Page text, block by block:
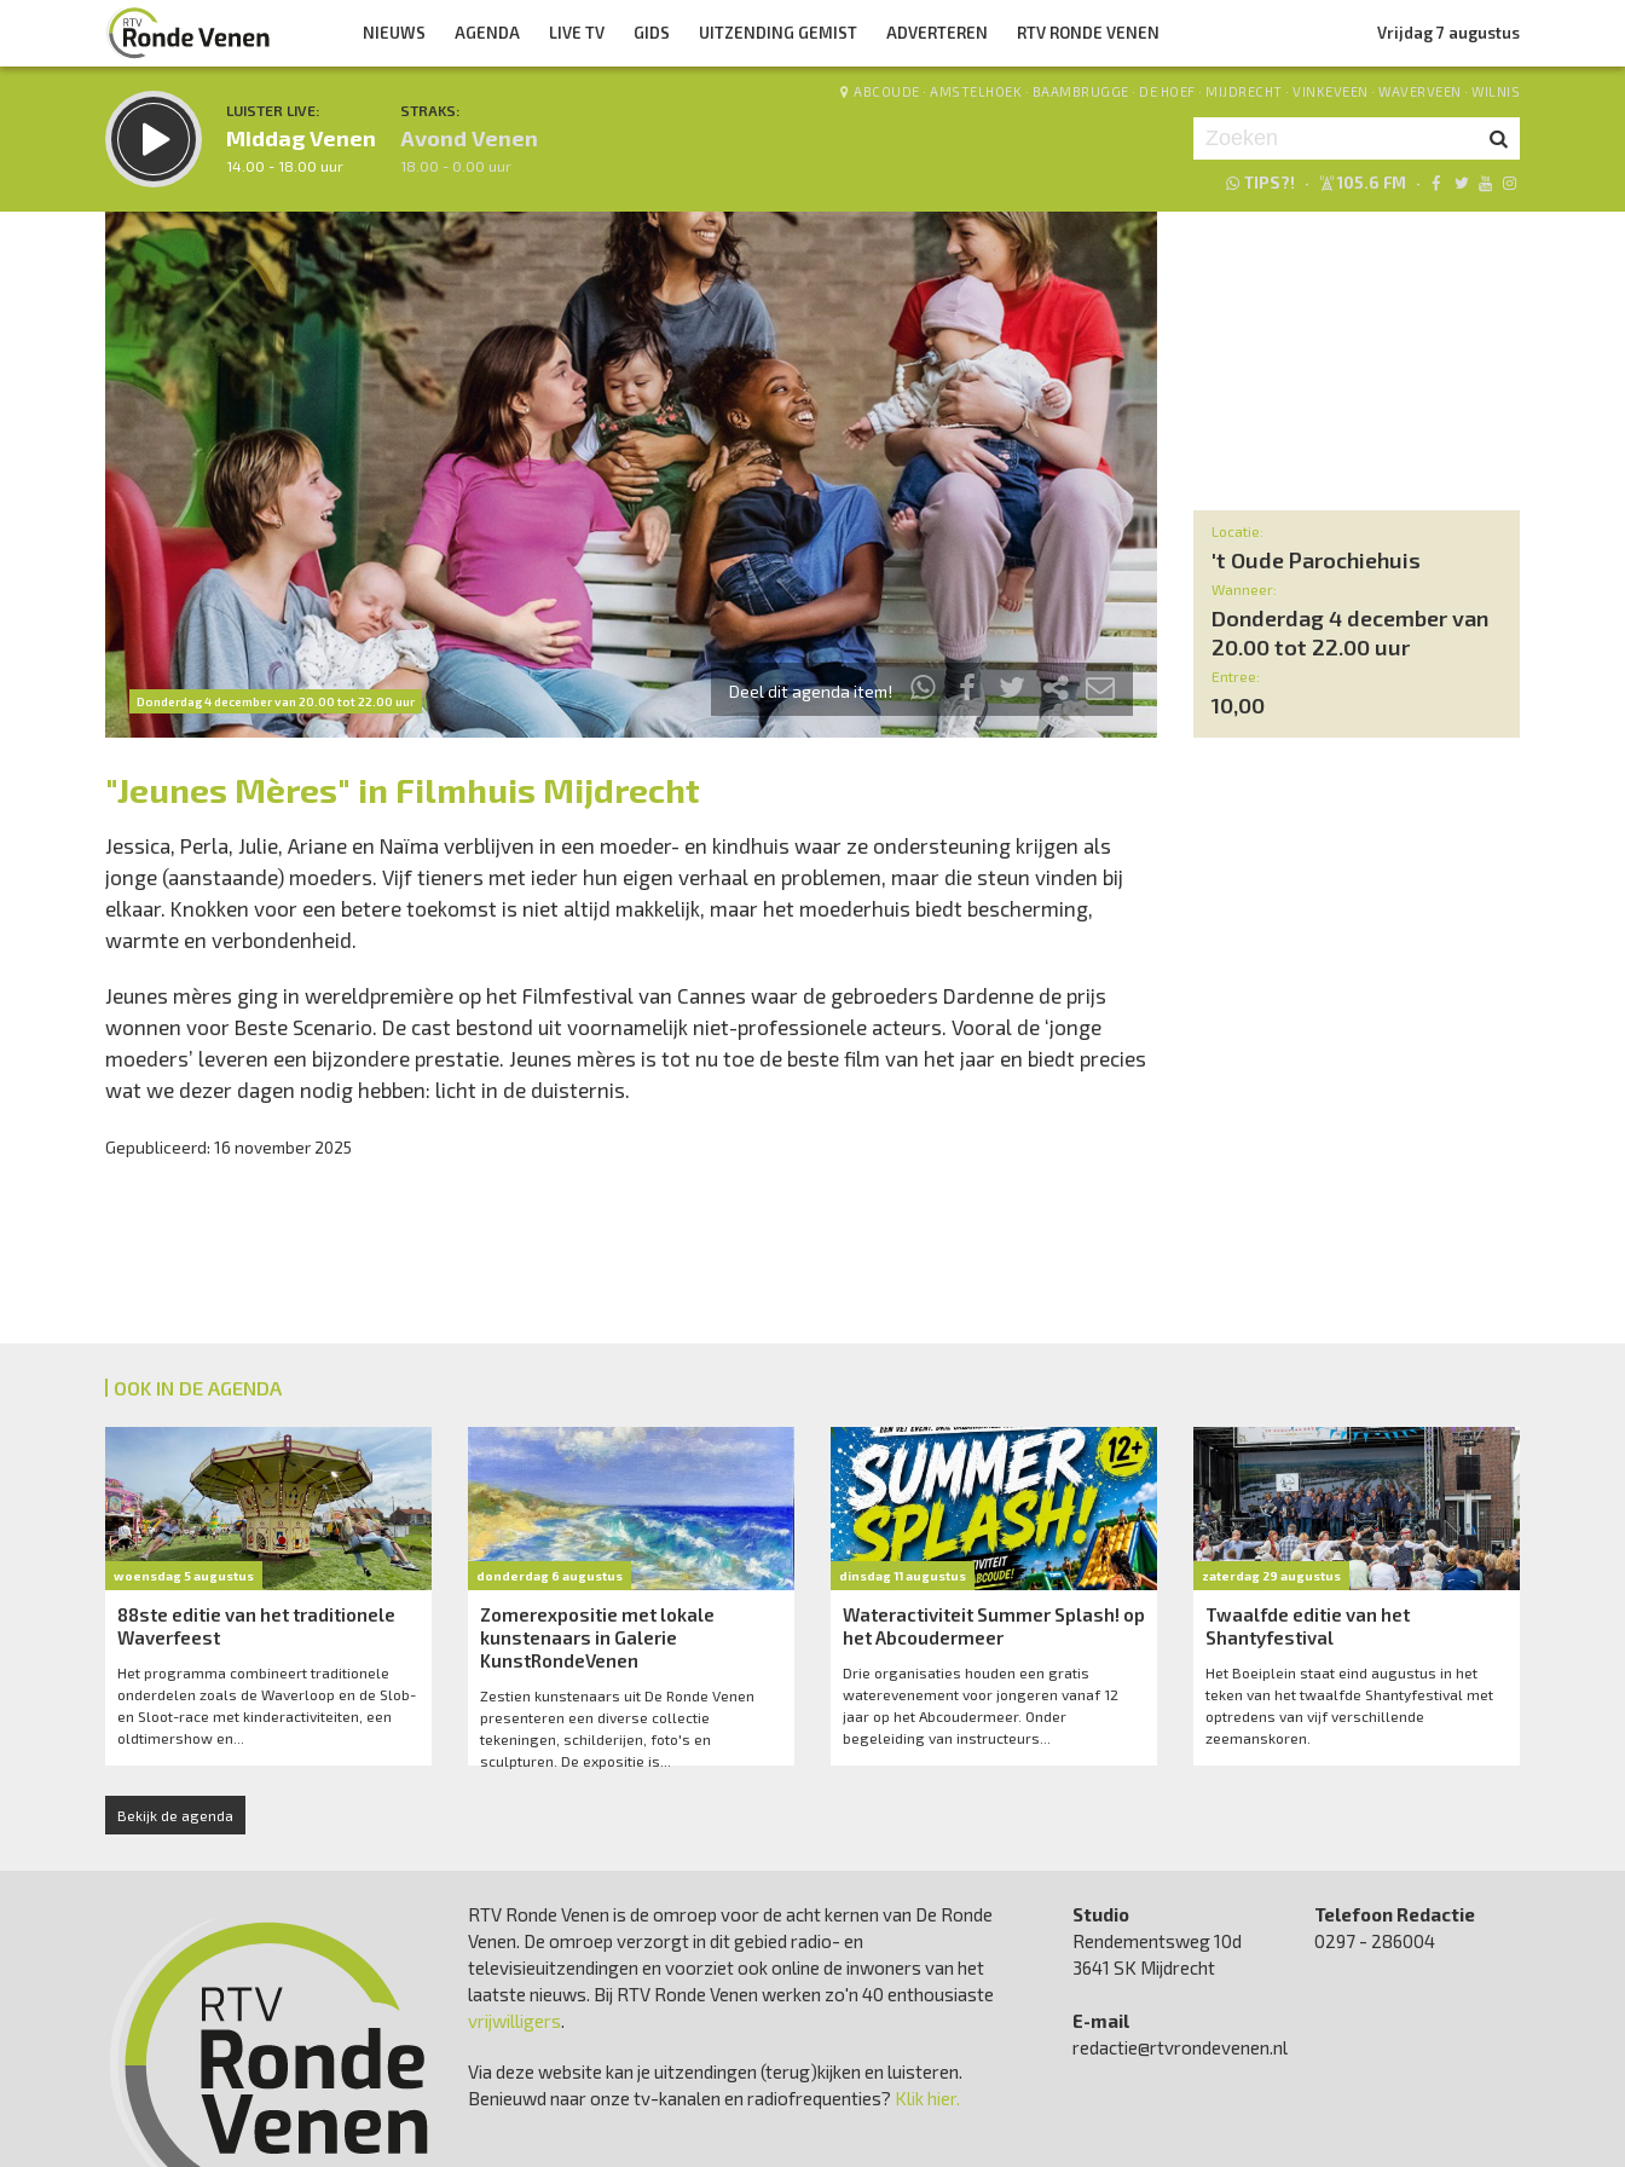
NIEUWS AGENDA LIVE TV GIDS UITZENDING GEMIST ADVERTEREN RTV RONDE VENEN Vrijdag 7 augustus
LUISTER LIVE:
Middag Venen
14.00 - 18.00 uur
STRAKS:
Avond Venen
18.00 - 0.00 uur
ABCOUDE · AMSTELHOEK · BAAMBRUGGE · DE HOEF · MIJDRECHT · VINKEVEEN · WAVERVEEN · WILNIS
TIPS?! · 105.6 FM ·
Inklappen
Donderdag 4 december van 20.00 tot 22.00 uur Deel dit agenda item!
Locatie:
't Oude Parochiehuis
Wanneer:
Donderdag 4 december van
20.00 tot 22.00 uur
Entree:
10,00
"Jeunes Mères" in Filmhuis Mijdrecht
Jessica, Perla, Julie, Ariane en Naïma verblijven in een moeder- en kindhuis waar ze ondersteuning krijgen als
jonge (aanstaande) moeders. Vijf tieners met ieder hun eigen verhaal en problemen, maar die steun vinden bij
elkaar. Knokken voor een betere toekomst is niet altijd makkelijk, maar het moederhuis biedt bescherming,
warmte en verbondenheid.
Jeunes mères ging in wereldpremière op het Filmfestival van Cannes waar de gebroeders Dardenne de prijs
wonnen voor Beste Scenario. De cast bestond uit voornamelijk niet-professionele acteurs. Vooral de ‘jonge
moeders’ leveren een bijzondere prestatie. Jeunes mères is tot nu toe de beste film van het jaar en biedt precies
wat we dezer dagen nodig hebben: licht in de duisternis.
Gepubliceerd: 16 november 2025
OOK IN DE AGENDA
woensdag 5 augustus
88ste editie van het traditionele
Waverfeest
Het programma combineert traditionele
onderdelen zoals de Waverloop en de Slob-
en Sloot-race met kinderactiviteiten, een
oldtimershow en...
donderdag 6 augustus
Zomerexpositie met lokale
kunstenaars in Galerie
KunstRondeVenen
Zestien kunstenaars uit De Ronde Venen
presenteren een diverse collectie
tekeningen, schilderijen, foto's en
sculpturen. De expositie is...
dinsdag 11 augustus
Wateractiviteit Summer Splash! op
het Abcoudermeer
Drie organisaties houden een gratis
waterevenement voor jongeren vanaf 12
jaar op het Abcoudermeer. Onder
begeleiding van instructeurs...
zaterdag 29 augustus
Twaalfde editie van het
Shantyfestival
Het Boeiplein staat eind augustus in het
teken van het twaalfde Shantyfestival met
optredens van vijf verschillende
zeemanskoren.
Bekijk de agenda
RTV Ronde Venen is de omroep voor de acht kernen van De Ronde
Venen. De omroep verzorgt in dit gebied radio- en
televisieuitzendingen en voorziet ook online de inwoners van het
laatste nieuws. Bij RTV Ronde Venen werken zo'n 40 enthousiaste
vrijwilligers.
Via deze website kan je uitzendingen (terug)kijken en luisteren.
Benieuwd naar onze tv-kanalen en radiofrequenties? Klik hier.
Studio
Rendementsweg 10d
3641 SK Mijdrecht
E-mail
redactie@rtvrondevenen.nl
Telefoon Redactie
0297 - 286004